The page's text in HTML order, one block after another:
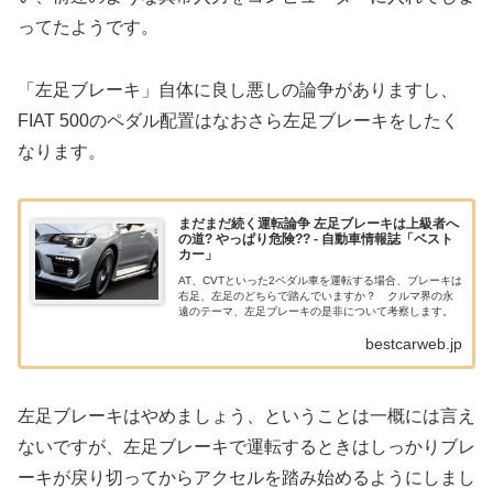
ってたようです。
「左足ブレーキ」自体に良し悪しの論争がありますし、
FIAT 500のペダル配置はなおさら左足ブレーキをしたく
なります。
まだまだ続く運転論争 左足ブレーキは上級者へ
の道? やっぱり危険?? - 自動車情報誌「ベスト
カー」
AT、CVTといった2ペダル車を運転する場合、ブレーキは
右足、左足のどちらで踏んでいますか？ クルマ界の永
遠のテーマ、左足ブレーキの是非について考察します。
bestcarweb.jp
左足ブレーキはやめましょう、ということは一概には言え
ないですが、左足ブレーキで運転するときはしっかりブレ
ーキが戻り切ってからアクセルを踏み始めるようにしまし